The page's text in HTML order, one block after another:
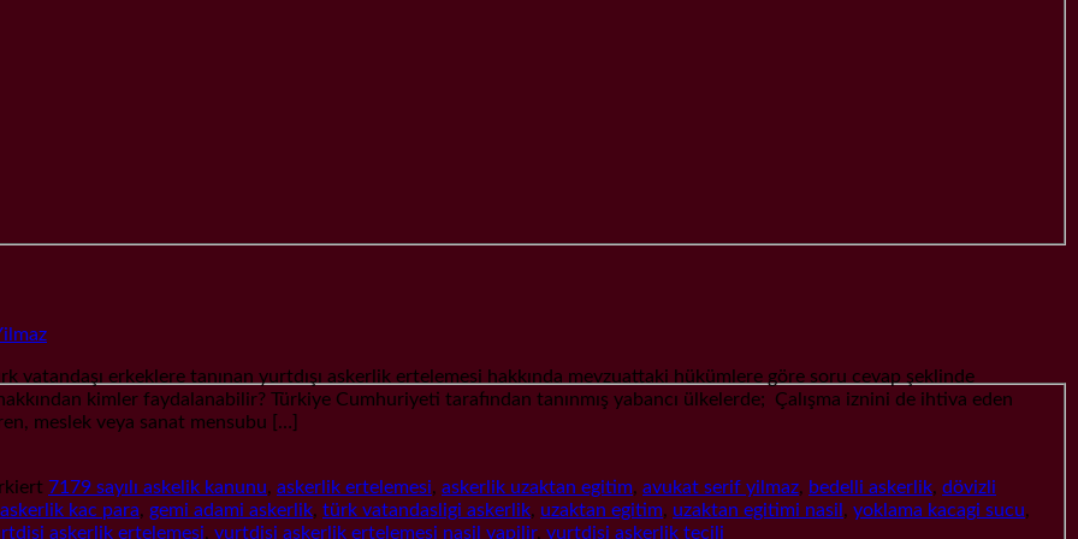
vatandaşı erkeklere tanınan yurtdışı askerlik ertelemesi hakkında mevzuattaki hükümlere göre soru cevap şeklinde
kimler faydalanabilir? Türkiye Cumhuriyeti tarafından tanınmış yabancı ülkelerde; Çalışma iznini de ihtiva eden
meslek veya sanat mensubu […]
7179 sayılı askelik kanunu, askerlik ertelemesi, askerlik uzaktan egitim, avukat serif yilmaz, bedelli askerlik, dövizli
kac para, gemi adami askerlik, türk vatandasligi askerlik, uzaktan egitim, uzaktan egitimi nasil , yoklama kacagi sucu,
askerlik ertelemesi, yurtdisi askerlik ertelemesi nasil yapilir, yurtdisi askerlik tecili